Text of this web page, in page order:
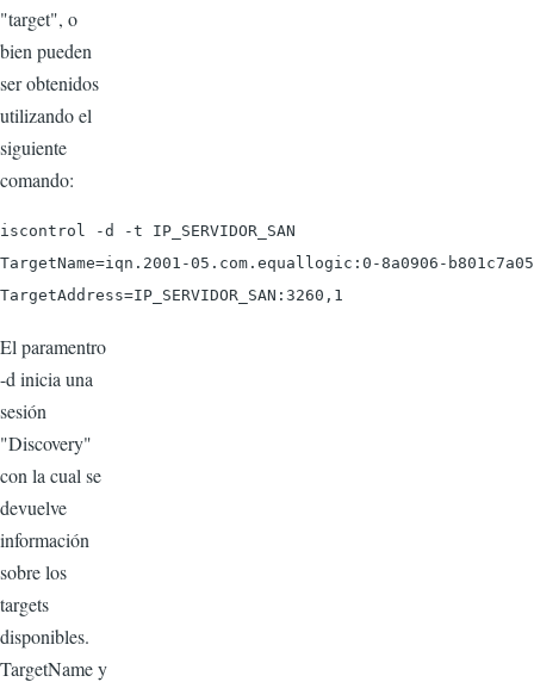
"target", o
bien pueden
ser obtenidos
utilizando el
siguiente
comando:
iscontrol -d -t IP_SERVIDOR_SAN
TargetName=iqn.2001-05.com.equallogic:0-8a0906-
El paramentro
-d inicia una
sesión
"Discovery"
con la cual se
devuelve
información
sobre los
targets
disponibles.
TargetName y